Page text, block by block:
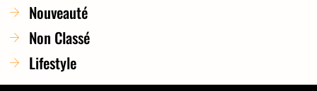
Nouveauté
Non Classé
Lifestyle